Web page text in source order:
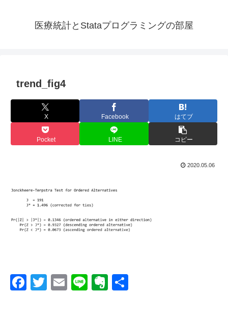
医療統計とStataプログラミングの部屋
trend_fig4
X Facebook はてブ
Pocket LINE コピー
2020.05.06
F
T
E
Li
E